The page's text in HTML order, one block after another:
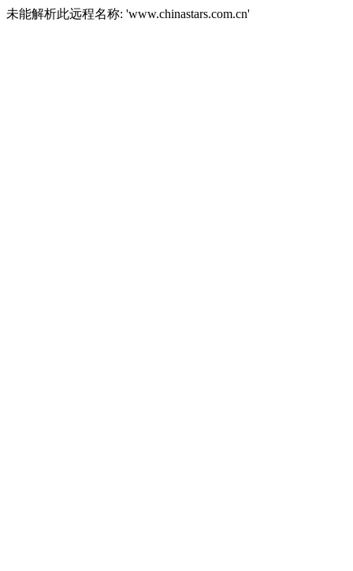
未能解析此远程名称: 'www.chinastars.com.cn'